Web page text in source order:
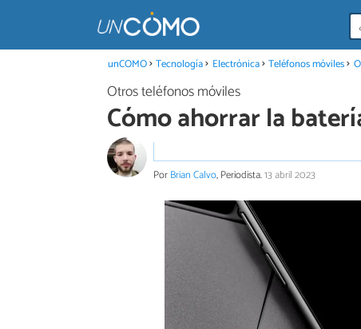
unCOMO Tecnología Electrónica Teléfonos móviles
Otros teléfonos móviles
Cómo ahorrar la
PorBrian Calvo, Periodista.13 abril 2023